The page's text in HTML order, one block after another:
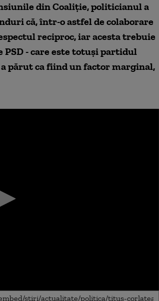
din Coaliție, politicianul a
că, într-o astfel de colaborare
reciproc, iar acesta trebuie
- care este totuși partidul
părut ca fiind un factor marginal,